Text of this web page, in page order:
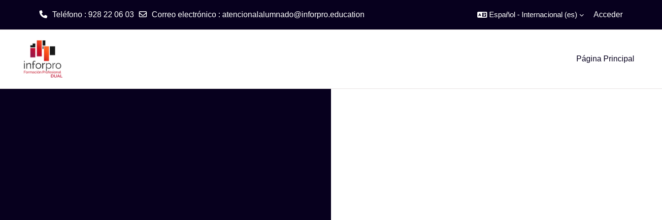
Teléfono : 928 22 06 03 Correo electrónico : atencionalalumnado@inforpro.education Español - Internacional ‎(es)‎ Acceder
Página Principal